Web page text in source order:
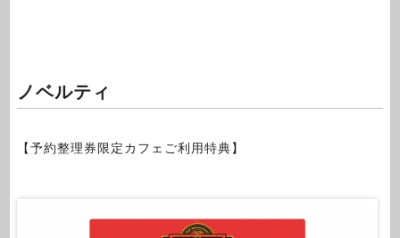
ノベルティ
【予約整理券限定カフェご利用特典】